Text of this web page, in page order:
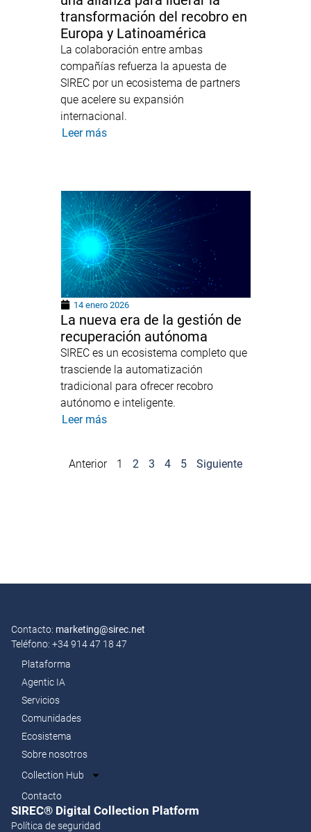
transformación del recobro en
Europa y Latinoamérica
La colaboración entre ambas
compañías refuerza la apuesta de
SIREC por un ecosistema de partners
que acelere su expansión
internacional.
Leer más
14 enero 2026
La nueva era de la gestión de
recuperación autónoma
SIREC es un ecosistema completo que
trasciende la automatización
tradicional para ofrecer recobro
autónomo e inteligente.
Leer más
Anterior 1 2 3 4 5 Siguiente
Contacto: marketing@sirec.net
Teléfono: +34 914 47 18 47
Plataforma
Agentic IA
Servicios
Comunidades
Ecosistema
Sobre nosotros
Collection Hub
Contacto
SIREC® Digital Collection Platform​
Política de seguridad